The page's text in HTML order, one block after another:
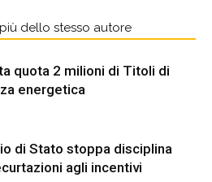
dello stesso autore
quota 2 milioni di Titoli di
energetica
di Stato stoppa disciplina
agli incentivi